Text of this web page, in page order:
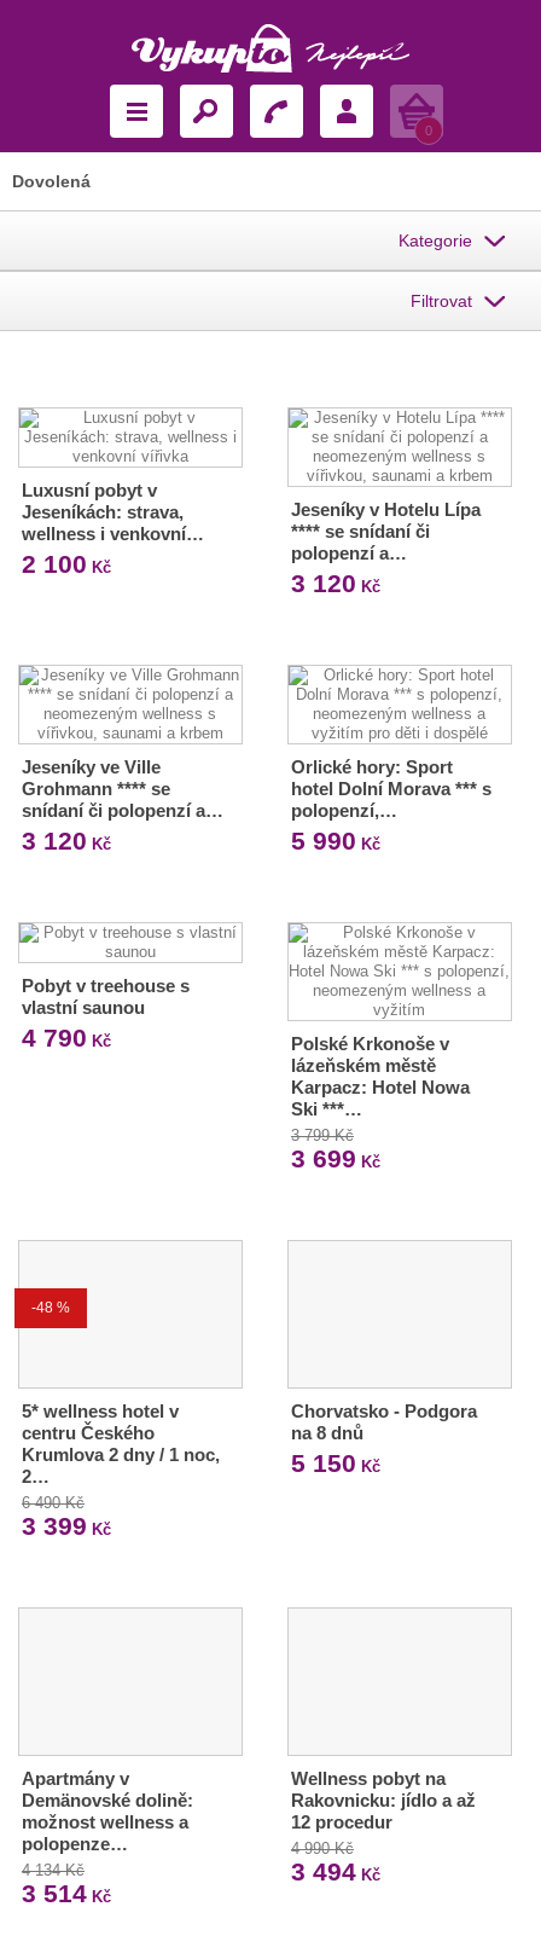
Košík
0
Dovolená
Kategorie
Filtrovat
Luxusní pobyt v
Jeseníkách: strava,
wellness i venkovní…
2 100 Kč
Jeseníky v Hotelu Lípa
**** se snídaní či
polopenzí a…
3 120 Kč
Jeseníky ve Ville
Grohmann **** se
snídaní či polopenzí a…
3 120 Kč
Orlické hory: Sport
hotel Dolní Morava *** s
polopenzí,…
5 990 Kč
Pobyt v treehouse s
vlastní saunou
4 790 Kč
Polské Krkonoše v
lázeňském městě
Karpacz: Hotel Nowa
Ski ***…
3 799 Kč
3 699 Kč
-48 %
5* wellness hotel v
centru Českého
Krumlova 2 dny / 1 noc,
2…
6 490 Kč
3 399 Kč
Chorvatsko - Podgora
na 8 dnů
5 150 Kč
Apartmány v
Demänovské dolině:
možnost wellness a
polopenze…
4 134 Kč
3 514 Kč
Wellness pobyt na
Rakovnicku: jídlo a až
12 procedur
4 990 Kč
3 494Kč